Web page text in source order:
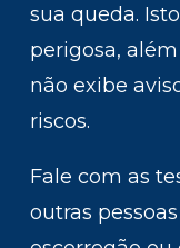
sua queda.
perigosa,
não exibe
riscos.
Fale com as
outras